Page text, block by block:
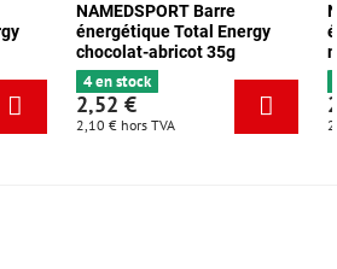
NAMEDSPORT Barre
énergétique Total Energy
chocolat-abricot 35g
4 en stock
2,52 €
2,10 € hors TVA